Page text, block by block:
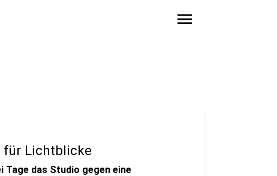
menu
für Lichtblicke
das Studio gegen eine